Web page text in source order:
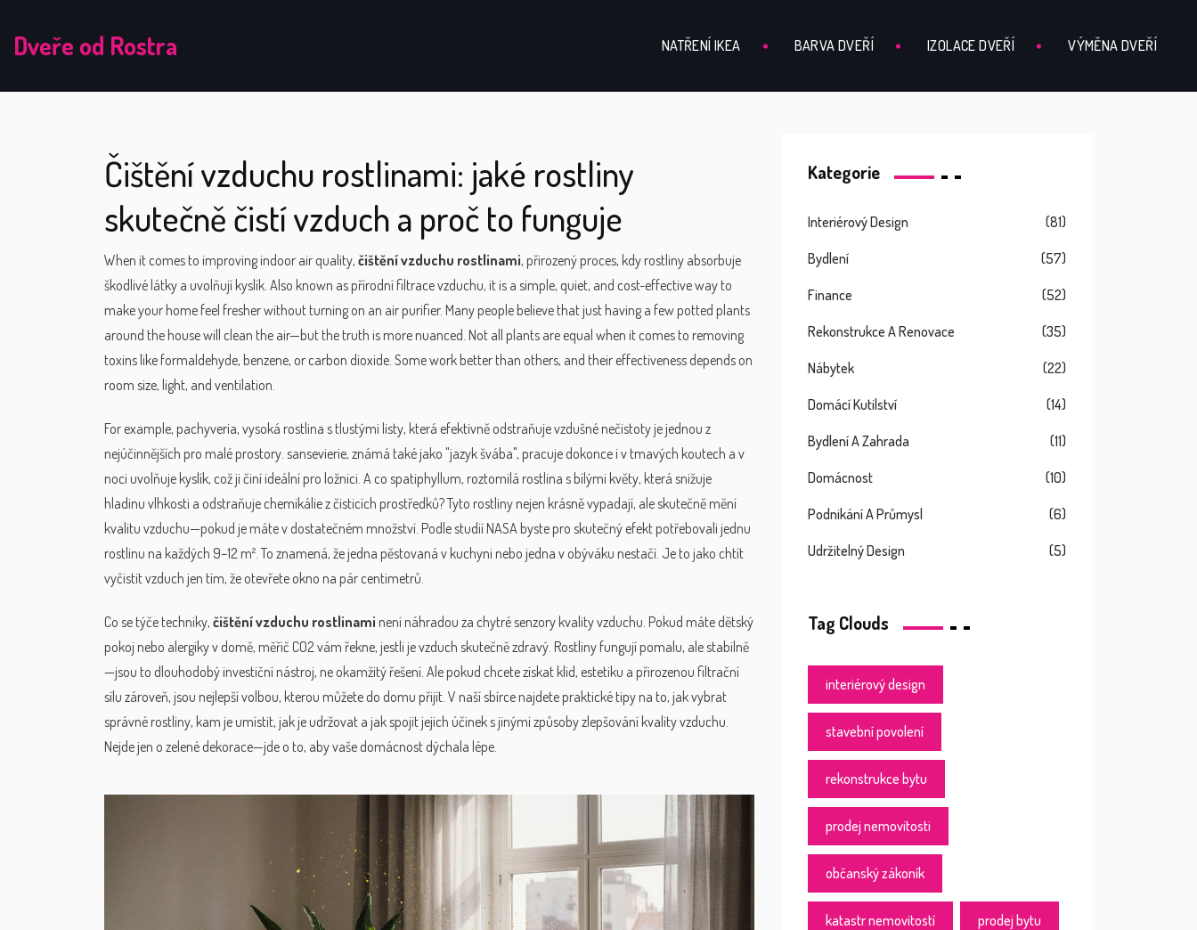
Dveře od Rostra NATŘENÍ IKEA BARVA DVEŘÍ IZOLACE DVEŘÍ VÝMĚNA DVEŘÍ
Čištění vzduchu rostlinami: jaké rostliny
skutečně čistí vzduch a proč to funguje
When it comes to improving indoor air quality, čištění vzduchu rostlinami, přirozený proces, kdy rostliny absorbuje
škodlivé látky a uvolňují kyslík. Also known as přírodní filtrace vzduchu, it is a simple, quiet, and cost-effective way to
make your home feel fresher without turning on an air purifier. Many people believe that just having a few potted plants
around the house will clean the air—but the truth is more nuanced. Not all plants are equal when it comes to removing
toxins like formaldehyde, benzene, or carbon dioxide. Some work better than others, and their effectiveness depends on
room size, light, and ventilation.
For example, pachyveria, vysoká rostlina s tlustými listy, která efektivně odstraňuje vzdušné nečistoty je jednou z
nejúčinnějších pro malé prostory. sansevierie, známá také jako "jazyk švába", pracuje dokonce i v tmavých koutech a v
noci uvolňuje kyslík, což ji činí ideální pro ložnici. A co spatiphyllum, roztomilá rostlina s bílými květy, která snižuje
hladinu vlhkosti a odstraňuje chemikálie z čisticích prostředků? Tyto rostliny nejen krásně vypadají, ale skutečně mění
kvalitu vzduchu—pokud je máte v dostatečném množství. Podle studií NASA byste pro skutečný efekt potřebovali jednu
rostlinu na každých 9–12 m². To znamená, že jedna pěstovaná v kuchyni nebo jedna v obýváku nestačí. Je to jako chtít
vyčistit vzduch jen tím, že otevřete okno na pár centimetrů.
Co se týče techniky, čištění vzduchu rostlinami není náhradou za chytré senzory kvality vzduchu. Pokud máte dětský
pokoj nebo alergiky v domě, měřič CO2 vám řekne, jestli je vzduch skutečně zdravý. Rostliny fungují pomalu, ale stabilně
—jsou to dlouhodobý investiční nástroj, ne okamžitý řešení. Ale pokud chcete získat klid, estetiku a přirozenou filtrační
sílu zároveň, jsou nejlepší volbou, kterou můžete do domu přijít. V naší sbírce najdete praktické tipy na to, jak vybrat
správné rostliny, kam je umístit, jak je udržovat a jak spojit jejich účinek s jinými způsoby zlepšování kvality vzduchu.
Nejde jen o zelené dekorace—jde o to, aby vaše domácnost dýchala lépe.
Kategorie
Interiérový Design (81)
Bydlení (57)
Finance (52)
Rekonstrukce A Renovace (35)
Nábytek (22)
Domácí Kutilství (14)
Bydlení A Zahrada (11)
Domácnost (10)
Podnikání A Průmysl (6)
Udržitelný Design (5)
Tag Clouds
interiérový design
stavební povolení
rekonstrukce bytu
prodej nemovitosti
občanský zákoník
katastr nemovitostí prodej bytu